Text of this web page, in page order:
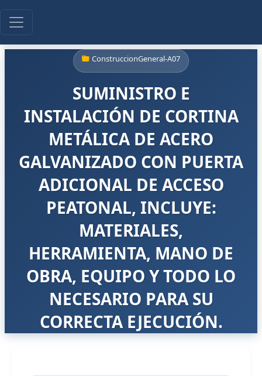
ConstruccionGeneral-A07
SUMINISTRO E
INSTALACIÓN DE CORTINA
METÁLICA DE ACERO
GALVANIZADO CON PUERTA
ADICIONAL DE ACCESO
PEATONAL, INCLUYE:
MATERIALES,
HERRAMIENTA, MANO DE
OBRA, EQUIPO Y TODO LO
NECESARIO PARA SU
CORRECTA EJECUCIÓN.